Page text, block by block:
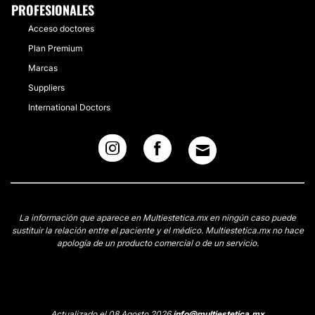
PROFESIONALES
Acceso doctores
Plan Premium
Marcas
Suppliers
International Doctors
La información que aparece en Multiestetica.mx en ningún caso puede
sustituir la relación entre el paciente y el médico. Multiestetica.mx no hace
apología de un producto comercial o de un servicio.